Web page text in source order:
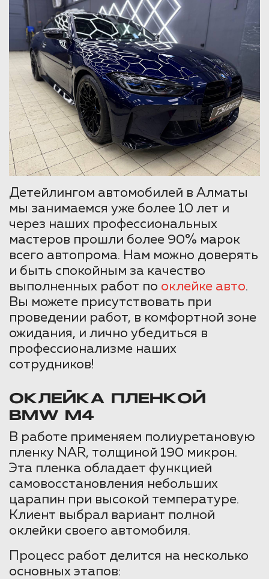
Детейлингом автомобилей в Алматы
мы занимаемся уже более 10 лет и
через наших профессиональных
мастеров прошли более 90% марок
всего автопрома. Нам можно доверять
и быть спокойным за качество
выполненных работ по оклейке авто.
Вы можете присутствовать при
проведении работ, в комфортной зоне
ожидания, и лично убедиться в
профессионализме наших
сотрудников!
ОКЛЕЙКА ПЛЕНКОЙ
BMW M4
В работе применяем полиуретановую
пленку NAR, толщиной 190 микрон.
Эта пленка обладает функцией
самовосстановления небольших
царапин при высокой температуре.
Клиент выбрал вариант полной
оклейки своего автомобиля.
Процесс работ делится на несколько
основных этапов: